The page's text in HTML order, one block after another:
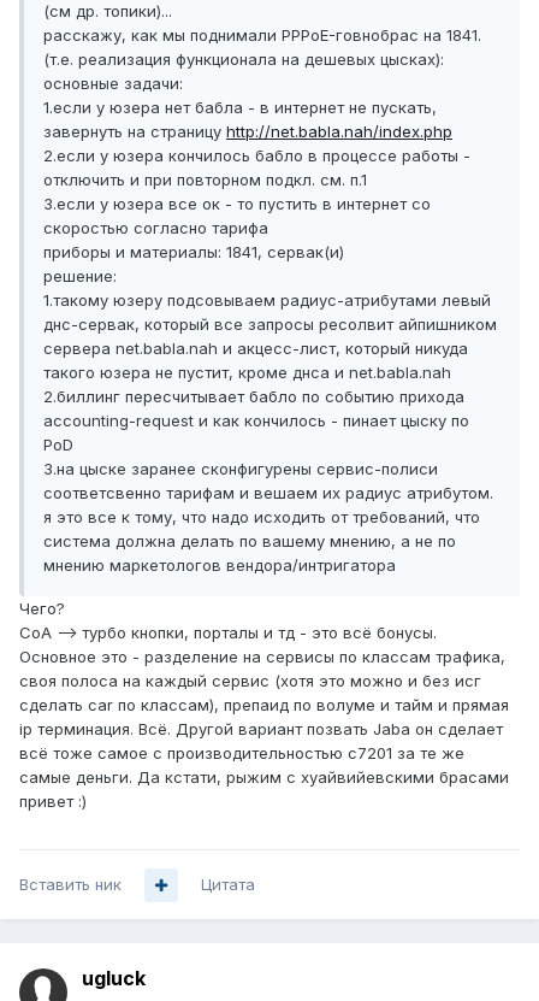
(см др. топики)...
расскажу, как мы поднимали PPPoE-говнобрас на 1841.
(т.е. реализация функционала на дешевых цысках):
основные задачи:
1.если у юзера нет бабла - в интернет не пускать,
завернуть на страницу http://net.babla.nah/index.php
2.если у юзера кончилось бабло в процессе работы -
отключить и при повторном подкл. см. п.1
3.если у юзера все ок - то пустить в интернет со
скоростью согласно тарифа
приборы и материалы: 1841, сервак(и)
решение:
1.такому юзеру подсовываем радиус-атрибутами левый
днс-сервак, который все запросы ресолвит айпишником
сервера net.babla.nah и акцесс-лист, который никуда
такого юзера не пустит, кроме днса и net.babla.nah
2.биллинг пересчитывает бабло по событию прихода
accounting-request и как кончилось - пинает цыску по
PoD
3.на цыске заранее сконфигурены сервис-полиси
соответсвенно тарифам и вешаем их радиус атрибутом.
я это все к тому, что надо исходить от требований, что
система должна делать по вашему мнению, а не по
мнению маркетологов вендора/интригатора
Чего?
СоA --> турбо кнопки, порталы и тд - это всё бонусы.
Основное это - разделение на сервисы по классам трафика,
своя полоса на каждый сервис (хотя это можно и без исг
сделать car по классам), препаид по волуме и тайм и прямая
ip терминация. Всё. Другой вариант позвать Jaba он сделает
всё тоже самое с производительностью c7201 за те же
самые деньги. Да кстати, рыжим с хуайвийевскими брасами
привет :)
Вставить ник Цитата
ugluck